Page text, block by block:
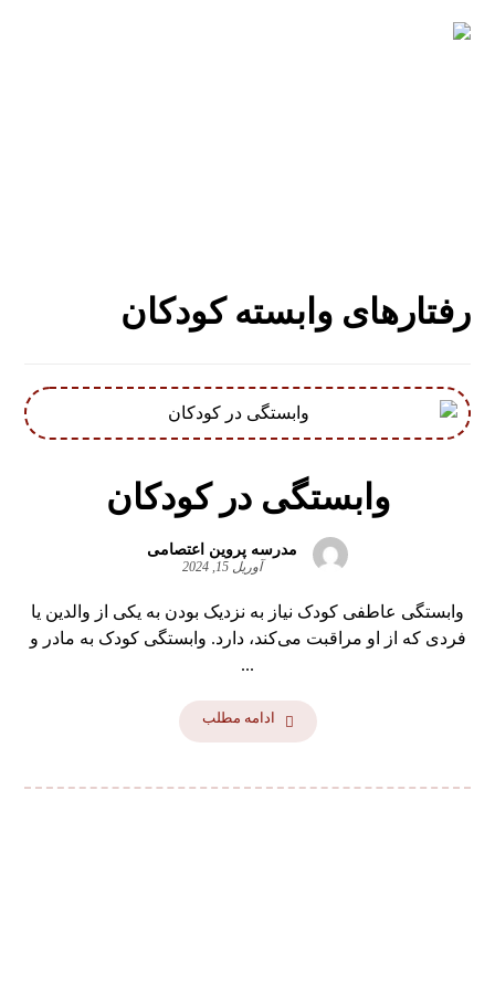
رفتارهای وابسته کودکان
وابستگی در کودکان
مدرسه پروین اعتصامی
آوریل 15, 2024
وابستگی عاطفی کودک نیاز به نزدیک بودن به یکی از والدین یا
فردی که از او مراقبت می‌کند، دارد. وابستگی کودک به مادر و
...
ادامه مطلب